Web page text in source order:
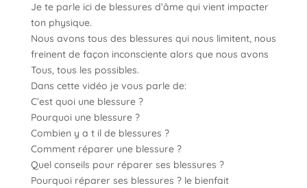
Je te parle ici de blessures d’âme qui vient impacter
ton physique.
Nous avons tous des blessures qui nous limitent, nous
freinent de façon inconsciente alors que nous avons
Tous, tous les possibles.
Dans cette vidéo je vous parle de:
C’est quoi une blessure ?
Pourquoi une blessure ?
Combien y a t il de blessures ?
Comment réparer une blessure ?
Quel conseils pour réparer ses blessures ?
Pourquoi réparer ses blessures ? le bienfait